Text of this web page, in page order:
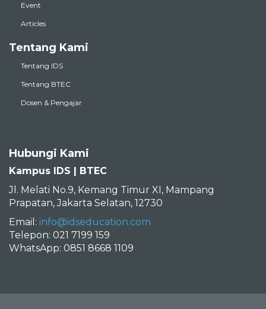
Event
Articles
Tentang Kami
Tentang IDS
Tentang BTEC
Dosen & Pengajar
Hubungi Kami
Kampus IDS | BTEC
Jl. Melati No.9, Kemang Timur XI, Mampang
Prapatan, Jakarta Selatan, 12730
Email: info@idseducation.com
Telepon: 021 7199 159
WhatsApp: 0851 8668 1109